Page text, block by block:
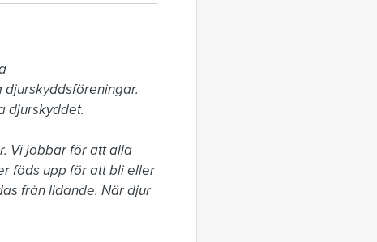
djurskyddet.
Vi jobbar för att alla
föds upp för att bli eller
från lidande. När djur